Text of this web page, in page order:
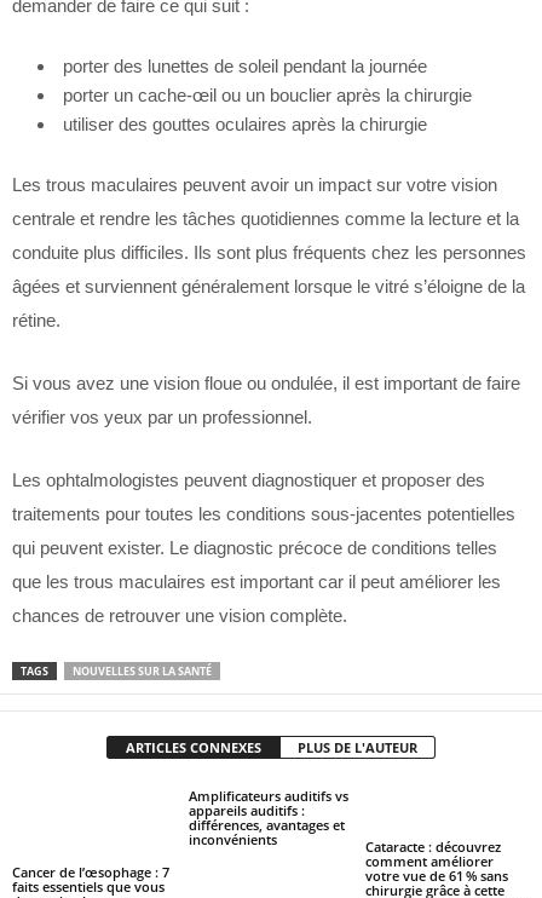
demander de faire ce qui suit :
porter des lunettes de soleil pendant la journée
porter un cache-œil ou un bouclier après la chirurgie
utiliser des gouttes oculaires après la chirurgie
Les trous maculaires peuvent avoir un impact sur votre vision
centrale et rendre les tâches quotidiennes comme la lecture et la
conduite plus difficiles. Ils sont plus fréquents chez les personnes
âgées et surviennent généralement lorsque le vitré s’éloigne de la
rétine.
Si vous avez une vision floue ou ondulée, il est important de faire
vérifier vos yeux par un professionnel.
Les ophtalmologistes peuvent diagnostiquer et proposer des
traitements pour toutes les conditions sous-jacentes potentielles
qui peuvent exister. Le diagnostic précoce de conditions telles
que les trous maculaires est important car il peut améliorer les
chances de retrouver une vision complète.
TAGS NOUVELLES SUR LA SANTÉ
ARTICLES CONNEXES PLUS DE L'AUTEUR
Cancer de l’œsophage : 7
faits essentiels que vous
Amplificateurs auditifs vs
appareils auditifs :
différences, avantages et
inconvénients
Cataracte : découvrez
comment améliorer
votre vue de 61 % sans
chirurgie grâce à cette